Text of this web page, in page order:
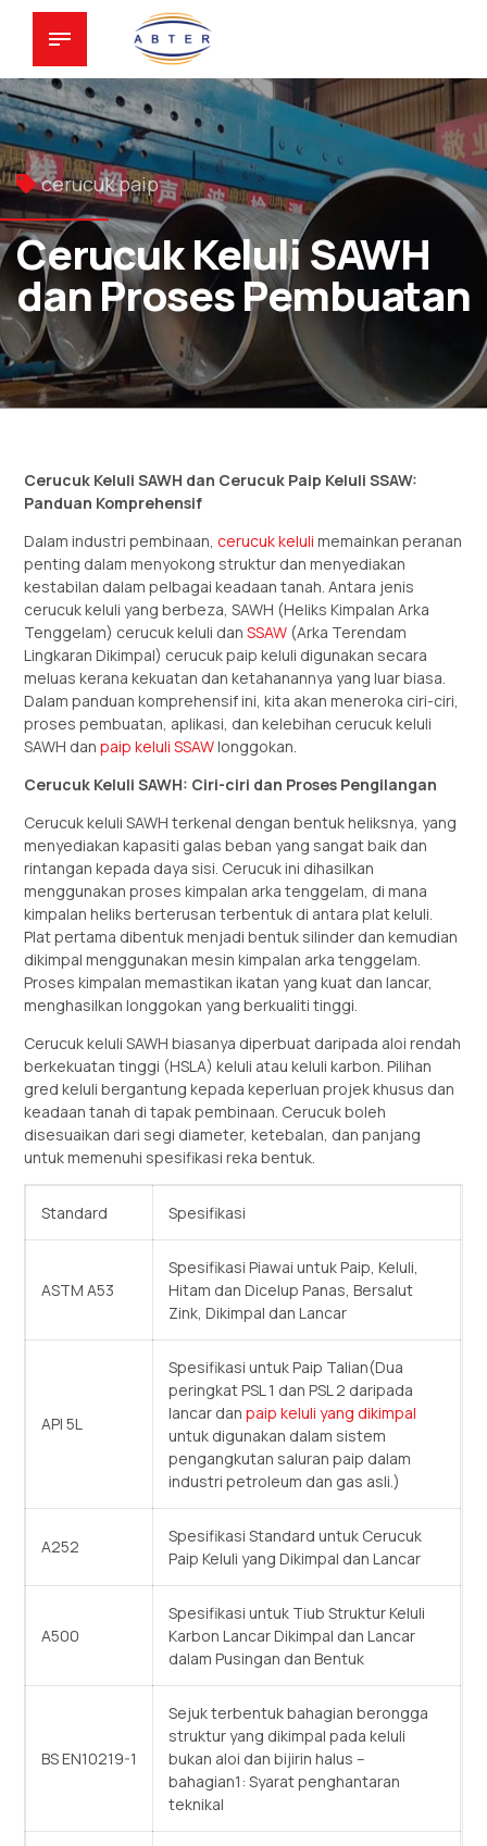
cerucuk paip
Cerucuk Keluli SAWH
dan Proses Pembuatan
Cerucuk Keluli SAWH dan Cerucuk Paip Keluli SSAW:
Panduan Komprehensif
Dalam industri pembinaan, cerucuk keluli memainkan peranan
penting dalam menyokong struktur dan menyediakan
kestabilan dalam pelbagai keadaan tanah. Antara jenis
cerucuk keluli yang berbeza, SAWH (Heliks Kimpalan Arka
Tenggelam) cerucuk keluli danSSAW (Arka Terendam
Lingkaran Dikimpal) cerucuk paip keluli digunakan secara
meluas kerana kekuatan dan ketahanannya yang luar biasa.
Dalam panduan komprehensif ini, kita akan meneroka ciri-ciri,
proses pembuatan, aplikasi, dan kelebihan cerucuk keluli
SAWH danpaip keluli SSAWlonggokan.
Cerucuk Keluli SAWH: Ciri-ciri dan Proses Pengilangan
Cerucuk keluli SAWH terkenal dengan bentuk heliksnya, yang
menyediakan kapasiti galas beban yang sangat baik dan
rintangan kepada daya sisi. Cerucuk ini dihasilkan
menggunakan proses kimpalan arka tenggelam, di mana
kimpalan heliks berterusan terbentuk di antara plat keluli.
Plat pertama dibentuk menjadi bentuk silinder dan kemudian
dikimpal menggunakan mesin kimpalan arka tenggelam.
Proses kimpalan memastikan ikatan yang kuat dan lancar,
menghasilkan longgokan yang berkualiti tinggi.
Cerucuk keluli SAWH biasanya diperbuat daripada aloi rendah
berkekuatan tinggi (HSLA) keluli atau keluli karbon. Pilihan
gred keluli bergantung kepada keperluan projek khusus dan
keadaan tanah di tapak pembinaan. Cerucuk boleh
disesuaikan dari segi diameter, ketebalan, dan panjang
untuk memenuhi spesifikasi reka bentuk.
Standard Spesifikasi
ASTM A53
Spesifikasi Piawai untuk Paip, Keluli,
Hitam dan Dicelup Panas, Bersalut
Zink, Dikimpal dan Lancar
API 5L
Spesifikasi untuk Paip Talian(Dua
peringkat PSL 1 dan PSL 2 daripada
lancar danpaip keluli yang dikimpal
untuk digunakan dalam sistem
pengangkutan saluran paip dalam
industri petroleum dan gas asli.)
A252
Spesifikasi Standard untuk Cerucuk
Paip Keluli yang Dikimpal dan Lancar
A500
Spesifikasi untuk Tiub Struktur Keluli
Karbon Lancar Dikimpal dan Lancar
dalam Pusingan dan Bentuk
BS EN10219-1
Sejuk terbentuk bahagian berongga
struktur yang dikimpal pada keluli
bukan aloi dan bijirin halus –
bahagian1: Syarat penghantaran
teknikal